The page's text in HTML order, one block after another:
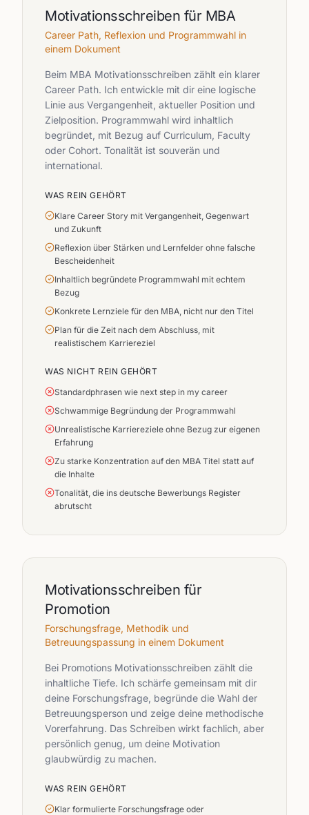
Motivationsschreiben für MBA
Career Path, Reflexion und Programmwahl in
einem Dokument
Beim MBA Motivationsschreiben zählt ein klarer
Career Path. Ich entwickle mit dir eine logische
Linie aus Vergangenheit, aktueller Position und
Zielposition. Programmwahl wird inhaltlich
begründet, mit Bezug auf Curriculum, Faculty
oder Cohort. Tonalität ist souverän und
international.
WAS REIN GEHÖRT
Klare Career Story mit Vergangenheit, Gegenwart
und Zukunft
Reflexion über Stärken und Lernfelder ohne falsche
Bescheidenheit
Inhaltlich begründete Programmwahl mit echtem
Bezug
Konkrete Lernziele für den MBA, nicht nur den Titel
Plan für die Zeit nach dem Abschluss, mit
realistischem Karriereziel
WAS NICHT REIN GEHÖRT
Standardphrasen wie next step in my career
Schwammige Begründung der Programmwahl
Unrealistische Karriereziele ohne Bezug zur eigenen
Erfahrung
Zu starke Konzentration auf den MBA Titel statt auf
die Inhalte
Tonalität, die ins deutsche Bewerbungs Register
abrutscht
Motivationsschreiben für
Promotion
Forschungsfrage, Methodik und
Betreuungspassung in einem Dokument
Bei Promotions Motivationsschreiben zählt die
inhaltliche Tiefe. Ich schärfe gemeinsam mit dir
deine Forschungsfrage, begründe die Wahl der
Betreuungsperson und zeige deine methodische
Vorerfahrung. Das Schreiben wirkt fachlich, aber
persönlich genug, um deine Motivation
glaubwürdig zu machen.
WAS REIN GEHÖRT
Klar formulierte Forschungsfrage oder